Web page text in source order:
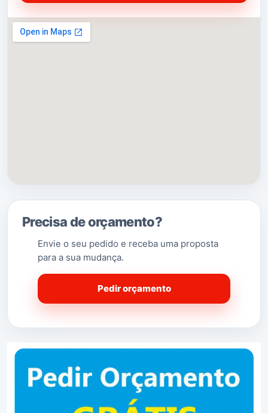
denominadaUnião das Freguesias de Lamas e
Cercal com a sede em Lamas.
Precisa de orçamento?
Envie o seu pedido e receba uma proposta
para a sua mudança.
Pedir orçamento